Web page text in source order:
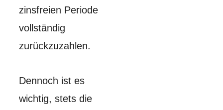
zinsfreien Periode
vollständig
zurückzuzahlen.
Dennoch ist es
wichtig, stets die